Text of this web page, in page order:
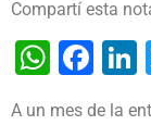
Compartí esta
A un mes de la